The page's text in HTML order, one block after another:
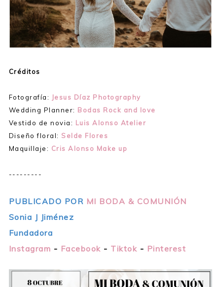
Créditos
Fotografía: Jesus Díaz Photography
Wedding Planner: Bodas Rock and love
Vestido de novia: Luis Alonso Atelier
Diseño floral: Selde Flores
Maquillaje: Cris Alonso Make up
---------
PUBLICADO POR MI BODA & COMUNIÓN
Sonia J Jiménez
Fundadora
Instagram - Facebook - Tiktok - Pinterest